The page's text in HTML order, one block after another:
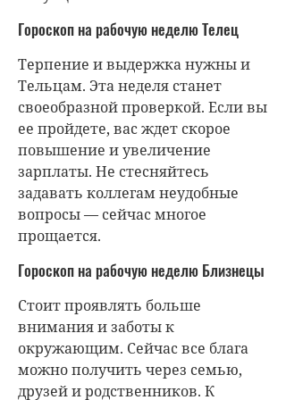
Гороскоп на рабочую неделю Телец
Терпение и выдержка нужны и
Тельцам. Эта неделя станет
своеобразной проверкой. Если вы
ее пройдете, вас ждет скорое
повышение и увеличение
зарплаты. Не стесняйтесь
задавать коллегам неудобные
вопросы — сейчас многое
прощается.
Гороскоп на рабочую неделю Близнецы
Стоит проявлять больше
внимания и заботы к
окружающим. Сейчас все блага
можно получить через семью,
друзей и родственников. К